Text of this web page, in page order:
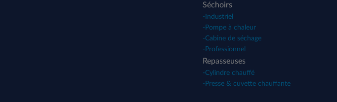
Séchoirs
- Industriel
- Pompe à chaleur
-Cabine de séchage
- Professionnel
Repasseuses
-Cylindre chauffé
- Presse & cuvette chauffante